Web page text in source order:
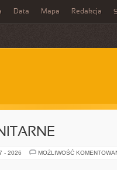
Data Mapa Redakcja
- 2026 MOŻLIWOŚĆ